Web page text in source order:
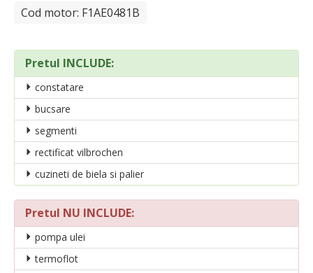
Cod motor: F1AE0481B
Pretul INCLUDE:
constatare
bucsare
segmenti
rectificat vilbrochen
cuzineti de biela si palier
Pretul NU INCLUDE:
pompa ulei
termoflot